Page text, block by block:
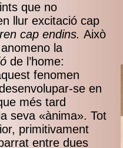
que no
llur excitació cap
cap endins. Això
la
de l’home:
fenomen
se en
més tard
seva «ànima». Tot
primitivament
entre dues